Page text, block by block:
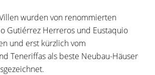
wurden von renommierten
Gutiérrez Herreros und Eustaquio
und erst kürzlich vom
Teneriffas als beste Neubau-Häuser